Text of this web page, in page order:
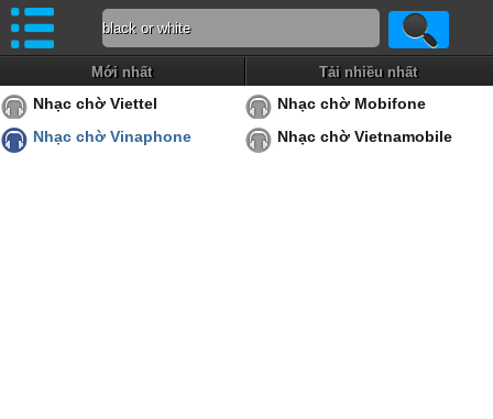
Mới nhất Tải nhiều nhất
Nhạc chờ Viettel
Nhạc chờ Mobifone
Nhạc chờ Vinaphone
Nhạc chờ Vietnamobile